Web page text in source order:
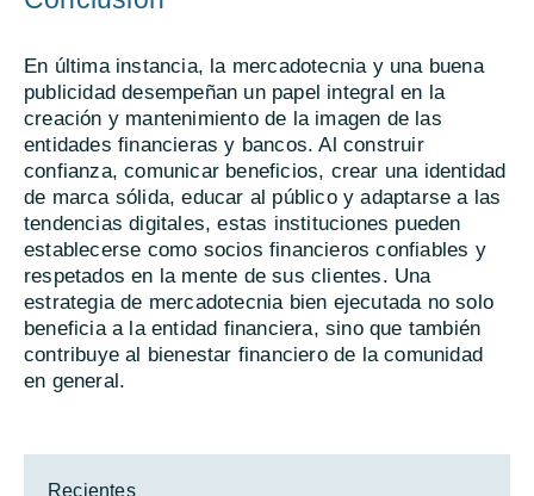
En última instancia, la mercadotecnia y una buena
publicidad desempeñan un papel integral en la
creación y mantenimiento de la imagen de las
entidades financieras y bancos. Al construir
confianza, comunicar beneficios, crear una identidad
de marca sólida, educar al público y adaptarse a las
tendencias digitales, estas instituciones pueden
establecerse como socios financieros confiables y
respetados en la mente de sus clientes. Una
estrategia de mercadotecnia bien ejecutada no solo
beneficia a la entidad financiera, sino que también
contribuye al bienestar financiero de la comunidad
en general.
Recientes